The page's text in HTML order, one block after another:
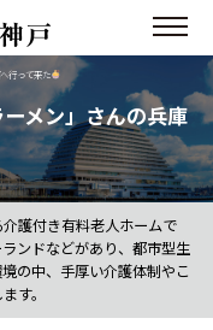
行って来た
メン」さんの兵庫
護付き有料老人ホームで
ンドなどがあり、都市型生
の中、手厚い介護体制やこ
す。